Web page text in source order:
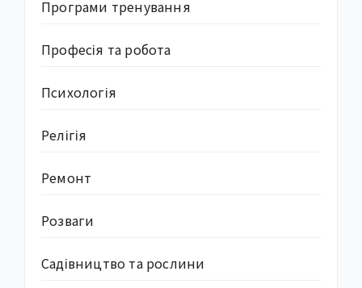
Програми тренування
Професія та робота
Психологія
Релігія
Ремонт
Розваги
Садівництво та рослини